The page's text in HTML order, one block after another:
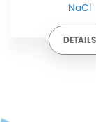
NaCl
DETAILS